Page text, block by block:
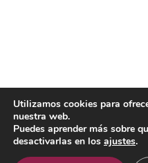
Utilizamos cookies para
nuestra web.
Puedes aprender más sobre
desactivarlas en los ajustes.